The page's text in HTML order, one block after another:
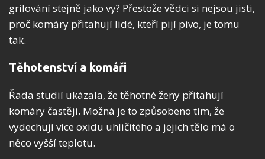
grilování stejně jako vy? Přestože vědci si nejsou jisti,
proč komáry přitahují lidé, kteří pijí pivo, je tomu
tak.
Těhotenství a komáři
Řada studií ukázala, že těhotné ženy přitahují
komáry častěji. Možná je to způsobeno tím, že
vydechují více oxidu uhličitého a jejich tělo má o
něco vyšší teplotu.